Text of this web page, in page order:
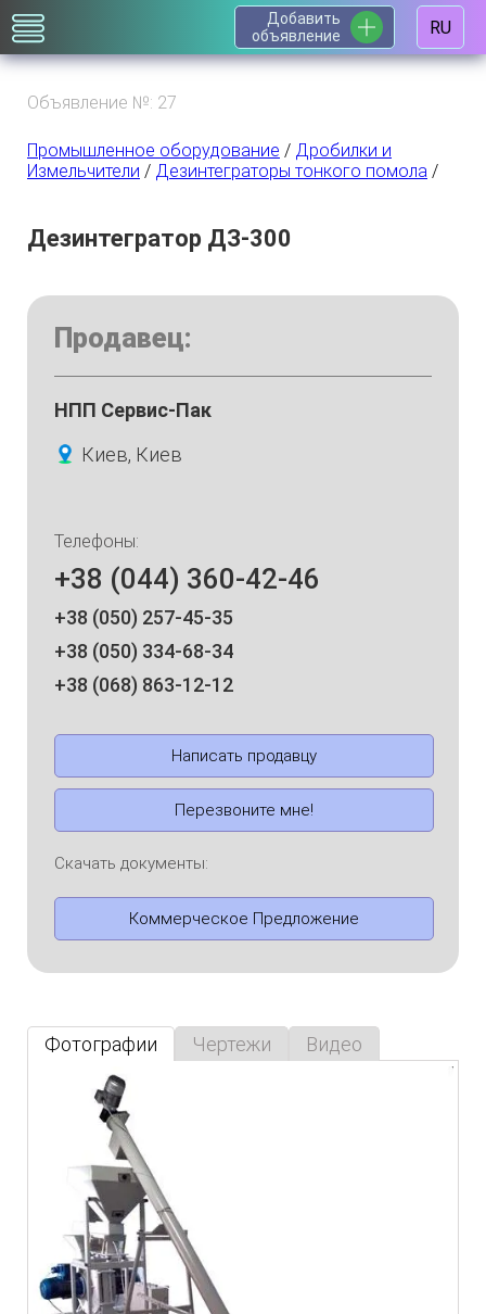
Добавить
объявление
RU
Объявление №: 27
Промышленное оборудование / Дробилки и
Измельчители / Дезинтеграторы тонкого помола /
Дезинтегратор ДЗ-300
Продавец:
НПП Сервис-Пак
Киев, Киев
Телефоны:
+38 (044) 360-42-46
+38 (050) 257-45-35
+38 (050) 334-68-34
+38 (068) 863-12-12
Написать продавцу
Перезвоните мне!
Скачать документы:
Коммерческое Предложение
Фотографии Чертежи Видео